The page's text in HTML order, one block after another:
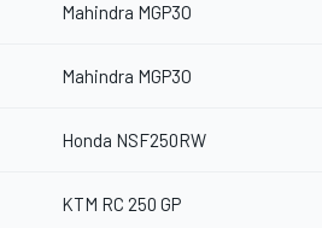
Mahindra MGP3O
Mahindra MGP3O
Honda NSF250RW
KTM RC 250 GP